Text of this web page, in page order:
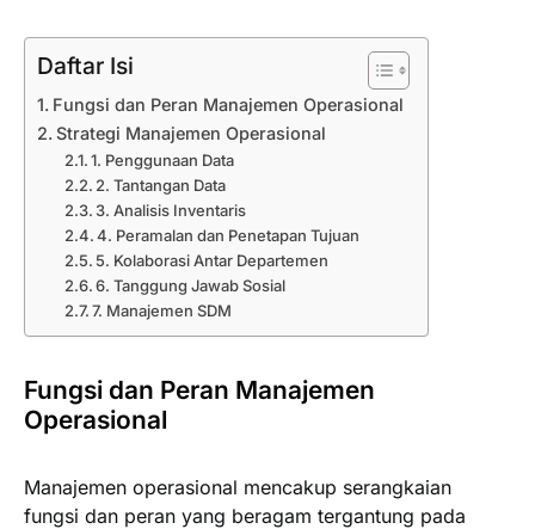
Daftar Isi
Fungsi dan Peran Manajemen Operasional
Strategi Manajemen Operasional
1. Penggunaan Data
2. Tantangan Data
3. Analisis Inventaris
4. Peramalan dan Penetapan Tujuan
5. Kolaborasi Antar Departemen
6. Tanggung Jawab Sosial
7. Manajemen SDM
Fungsi dan Peran Manajemen
Operasional
Manajemen operasional mencakup serangkaian
fungsi dan peran yang beragam tergantung pada